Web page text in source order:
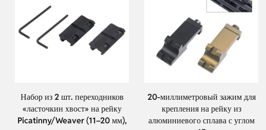
Набор из 2 шт. переходников
«ласточкин хвост» на рейку
Picatinny/Weaver (11–20 мм),
20-миллиметровый зажим для
крепления на рейку из
алюминиевого сплава с углом